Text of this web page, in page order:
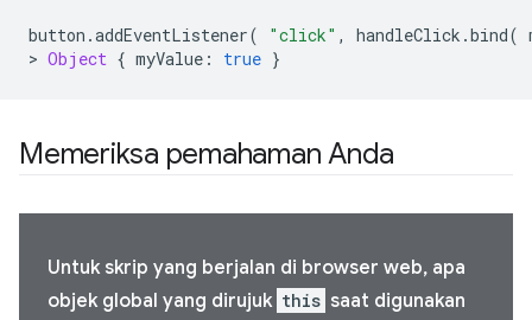
button .addEventListener( "click" , handleClick .bind(
> Object { myValue : true }
Memeriksa pemahaman Anda
Untuk skrip yang berjalan di browser web, apa
objek global yang dirujuk this saat digunakan